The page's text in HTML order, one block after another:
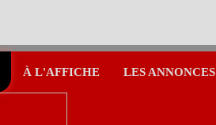
À L'AFFICHE LES ANNONCES